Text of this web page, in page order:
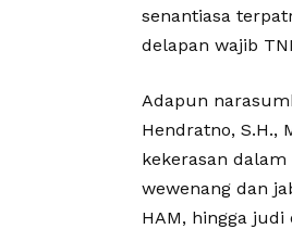
senantiasa
delapan wajib
Adapun
Hendratno, S.H.,
kekerasan
wewenang dan
HAM, hingga